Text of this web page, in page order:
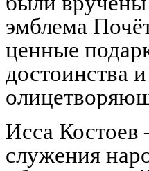
эмблема
ценные
достоинства
Исса Костоев
служения